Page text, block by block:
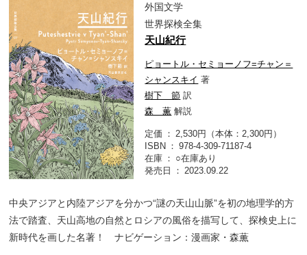
外国文学
世界探検全集
天山紀行
ピョートル・セミョーノフ=チャン＝
シャンスキイ 著
樹下 節 訳
森 薫 解説
定価
2,530円（本体：2,300円）
ISBN
978-4-309-71187-4
在庫
○在庫あり
発売日
2023.09.22
中央アジアと内陸アジアを分かつ“謎の天山山脈”を初の地理学的方
法で踏査、天山高地の自然とロシアの風俗を描写して、探検史上に
新時代を画した名著！ ナビゲーション：漫画家・森薫